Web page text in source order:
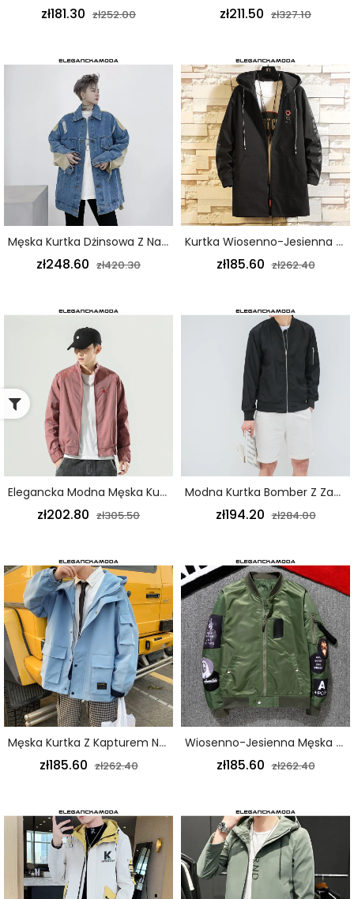
zł181.30 zł252.00 zł211.50 zł327.10
Męska Kurtka Dżinsowa Z Naszywką Trend Z Luźnym Niebieskim Nadrukiem
zł248.60 zł420.30
Kurtka Wiosenno-Jesienna Męska Długa Cienka Kurtka Z Kapturem Modny Czarny
zł185.60 zł262.40
Elegancka Modna Męska Kurtka Krótka Wąska Różowa
zł202.80 zł305.50
Modna Kurtka Bomber Z Zamkiem H09 / Czarny
zł194.20 zł284.00
Męska Kurtka Z Kapturem Na Wiosnę I Jesień - Niebieska
zł185.60 zł262.40
Wiosenno-Jesienna Męska Kurtka Bomber Ze Stójką Męska Kurtka Trend Army Green
zł185.60 zł262.40